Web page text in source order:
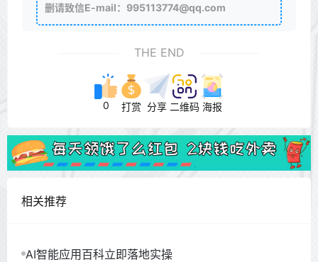
删请致信E-mail：995113774@qq.com
THE END
0 打赏 分享 二维码 海报
相关推荐
AI智能应用百科立即落地实操